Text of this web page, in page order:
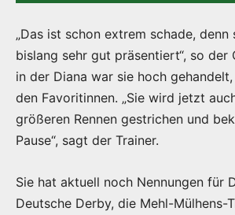
„Das ist schon extrem schade, denn
bislang sehr gut präsentiert“, so der
in der Diana war sie hoch
den Favoritinnen. „Sie wird jetzt
größeren Rennen gestrichen und
Pause“, sagt der Trainer.
Sie hat aktuell noch Nennungen für
Deutsche Derby, die Mehl-Mülhens-